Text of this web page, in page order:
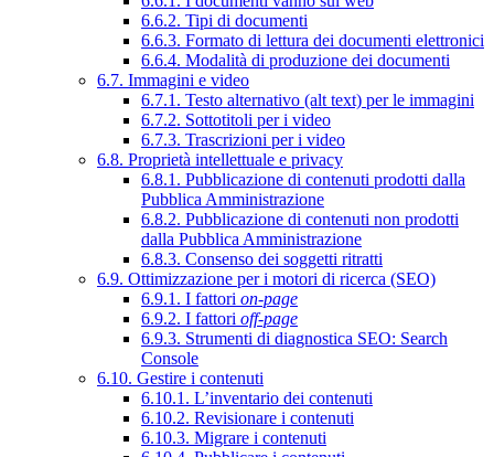
6.6.2. Tipi di documenti
6.6.3. Formato di lettura dei documenti elettronici
6.6.4. Modalità di produzione dei documenti
6.7. Immagini e video
6.7.1. Testo alternativo (alt text) per le immagini
6.7.2. Sottotitoli per i video
6.7.3. Trascrizioni per i video
6.8. Proprietà intellettuale e privacy
6.8.1. Pubblicazione di contenuti prodotti dalla
Pubblica Amministrazione
6.8.2. Pubblicazione di contenuti non prodotti
dalla Pubblica Amministrazione
6.8.3. Consenso dei soggetti ritratti
6.9. Ottimizzazione per i motori di ricerca (SEO)
6.9.1. I fattori on-page
6.9.2. I fattori off-page
6.9.3. Strumenti di diagnostica SEO: Search
Console
6.10. Gestire i contenuti
6.10.1. L’inventario dei contenuti
6.10.2. Revisionare i contenuti
6.10.3. Migrare i contenuti